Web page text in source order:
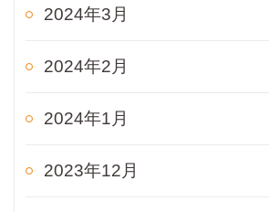
2024年3月
2024年2月
2024年1月
2023年12月